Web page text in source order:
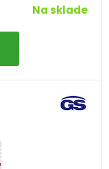
Na sklade